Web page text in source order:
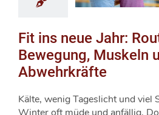
Fit ins neue Jahr:
Bewegung, Muskeln
Abwehrkräfte
Kälte, wenig Tageslicht und viel